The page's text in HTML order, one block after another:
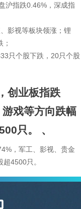
沪指跌0.46%，深成指
影视等板块领涨；锂
只个股下跌，20只个股
创业板指跌
戏等方向跌幅
只。
、
，军工、影视、贵金
4500只。